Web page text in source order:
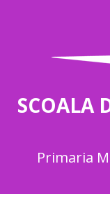
SCOALA
Primaria